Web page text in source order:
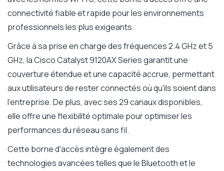
connectivité fiable et rapide pour les environnements
professionnels les plus exigeants.
Grâce à sa prise en charge des fréquences 2.4 GHz et 5
GHz, la Cisco Catalyst 9120AX Series garantit une
couverture étendue et une capacité accrue, permettant
aux utilisateurs de rester connectés où qu'ils soient dans
l'entreprise. De plus, avec ses 29 canaux disponibles,
elle offre une flexibilité optimale pour optimiser les
performances du réseau sans fil.
Cette borne d'accès intègre également des
technologies avancées telles que le Bluetooth et le